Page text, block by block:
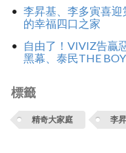
李昇基、李多寅喜迎
的幸福四口之家
自由了！VIVIZ告贏
黑幕、泰民THE
標籤
精奇大家庭 李